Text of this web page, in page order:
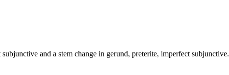
and a stem change in gerund, preterite, imperfect subjunctive.